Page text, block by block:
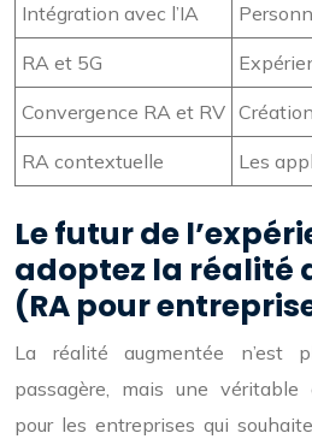
Intégration avec l’IA
RA et 5G
Convergence RA et RV
RA contextuelle Les
Le futur de
adoptez la réalité
(RA pour
La réalité augmentée n’est
passagère, mais une véritable
pour les entreprises qui